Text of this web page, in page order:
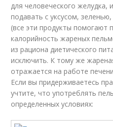
для человеческого желудка,
подавать с уксусом,
(все эти продукты помогают
калорийность жареных
из рациона диетического
исключить. К тому же
отражается на работе
Если вы придерживаетесь
учтите, что употреблять
определенных условиях: